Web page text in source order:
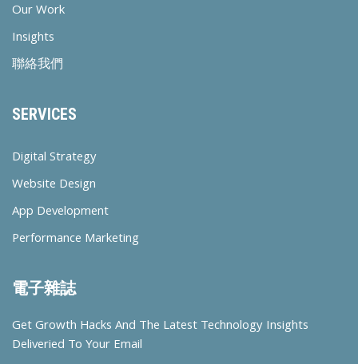
Our Work
Insights
聯絡我們
SERVICES
Digital Strategy
Website Design
App Development
Performance Marketing
電子雜誌
Get Growth Hacks And The Latest Technology Insights
Deliveried To Your Email